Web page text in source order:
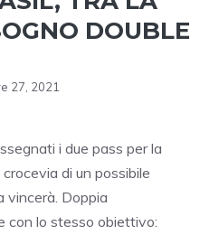
DOUBLE
27, 2021
i due pass per la
crocevia di un possibile
vincerà. Doppia
con lo stesso obiettivo: